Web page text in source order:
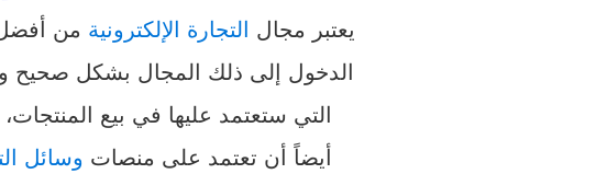
يعتبر مجال التجارة الإلكترونية من أفضل
الدخول إلى ذلك المجال بشكل صحيح
التي ستعتمد عليها في بيع
أيضاً أن تعتمد على منصات وسائل